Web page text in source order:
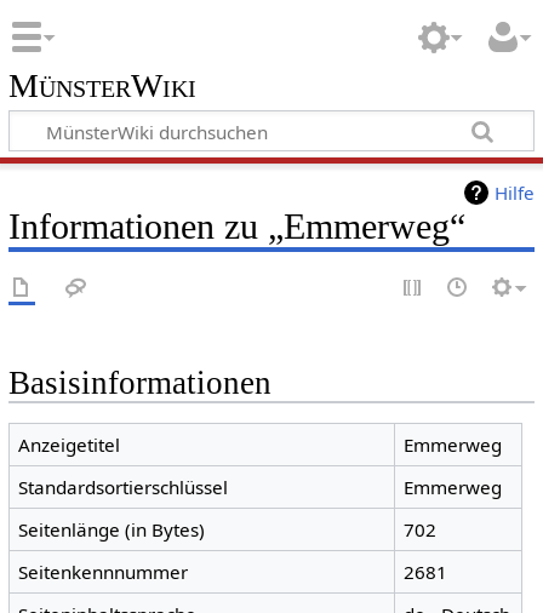
MünsterWiki
Hilfe
Informationen zu „Emmerweg“
Basisinformationen
Anzeigetitel
Emmerweg
Standardsortierschlüssel
Emmerweg
Seitenlänge (in Bytes)
702
Seitenkennnummer
2681